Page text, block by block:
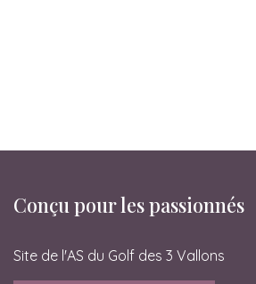
Conçu pour les passionnés
Site de l'AS du Golf des 3 Vallons